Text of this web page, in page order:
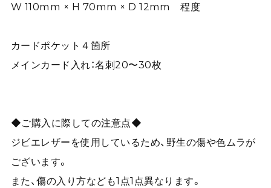
W 110mm × H 70mm × D 12mm 程度
カードポケット４箇所
メインカード入れ：名刺20〜30枚
◆ご購入に際しての注意点◆
ジビエレザーを使用しているため、野生の傷や色ムラが
ございます。
また、傷の入り方なども1点1点異なります。